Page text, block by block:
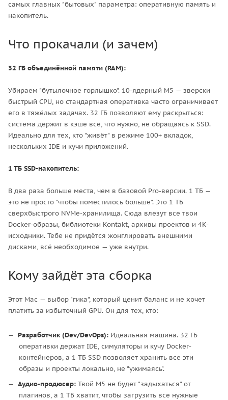
самых главных "бытовых" параметра: оперативную память и
накопитель.
Что прокачали (и зачем)
32 ГБ объединённой памяти (RAM):
Убираем "бутылочное горлышко". 10-ядерный M5 — зверски
быстрый CPU, но стандартная оперативка часто ограничивает
его в тяжёлых задачах. 32 ГБ позволяют ему раскрыться:
система держит в кэше всё, что нужно, не обращаясь к SSD.
Идеально для тех, кто "живёт" в режиме 100+ вкладок,
нескольких IDE и кучи приложений.
1 ТБ SSD-накопитель:
В два раза больше места, чем в базовой Pro-версии. 1 ТБ —
это не просто "чтобы поместилось больше". Это 1 ТБ
сверхбыстрого NVMe-хранилища. Сюда влезут все твои
Docker-образы, библиотеки Kontakt, архивы проектов и 4K-
исходники. Тебе не придётся жонглировать внешними
дисками, всё необходимое — уже внутри.
Кому зайдёт эта сборка
Этот Mac — выбор "гика", который ценит баланс и не хочет
платить за избыточный GPU. Он для тех, кто:
Разработчик (Dev/DevOps): Идеальная машина. 32 ГБ
оперативки держат IDE, симуляторы и кучу Docker-
контейнеров, а 1 ТБ SSD позволяет хранить все эти
образы и проекты локально, не "ужимаясь".
Аудио-продюсер: Твой M5 не будет "задыхаться" от
плагинов, а 1 ТБ хватит, чтобы загрузить все нужные